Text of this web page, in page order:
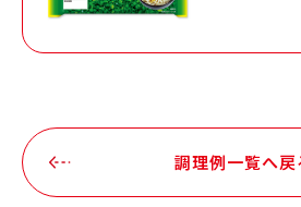
調理例一覧へ戻